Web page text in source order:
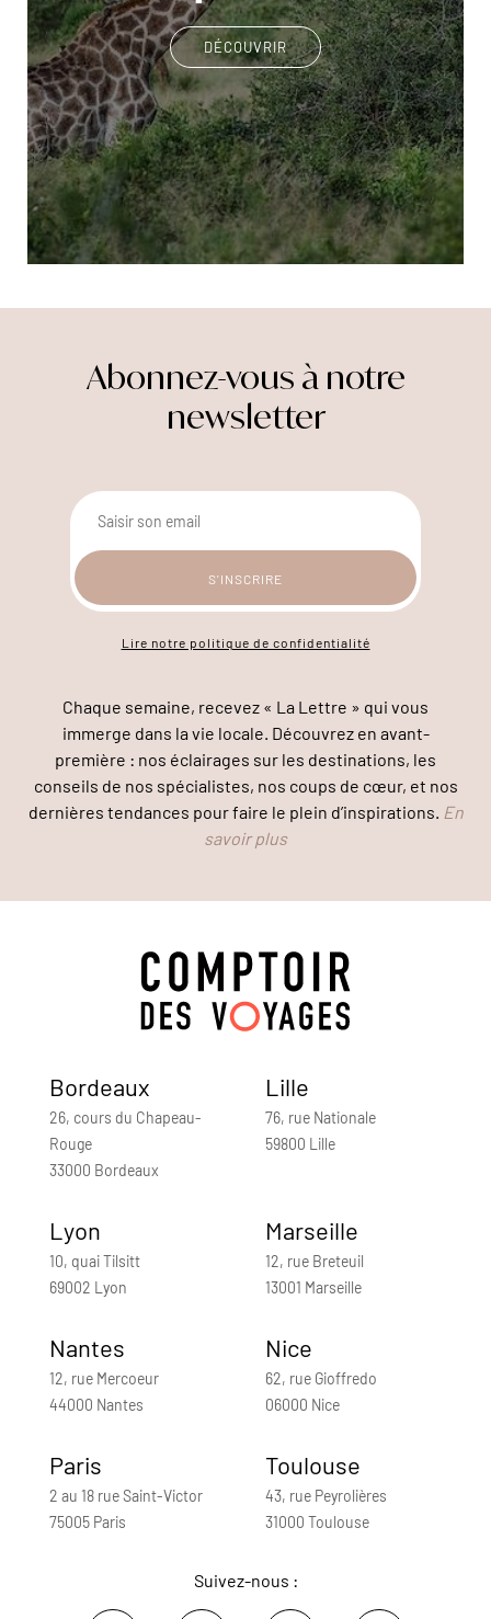
DÉCOUVRIR
Abonnez-vous à notre
newsletter
Lire notre politique de confidentialité
Chaque semaine, recevez « La Lettre » qui vous
immerge dans la vie locale. Découvrez en avant-
première : nos éclairages sur les destinations, les
conseils de nos spécialistes, nos coups de cœur, et nos
dernières tendances pour faire le plein d’inspirations. En
savoir plus
Bordeaux
26, cours du Chapeau-
Rouge
33000 Bordeaux
Lille
76, rue Nationale
59800 Lille
Lyon
10, quai Tilsitt
69002 Lyon
Marseille
12, rue Breteuil
13001 Marseille
Nantes
12, rue Mercoeur
44000 Nantes
Nice
62, rue Gioffredo
06000 Nice
Paris
2 au 18 rue Saint-Victor
75005 Paris
Toulouse
43, rue Peyrolières
31000 Toulouse
Suivez-nous :